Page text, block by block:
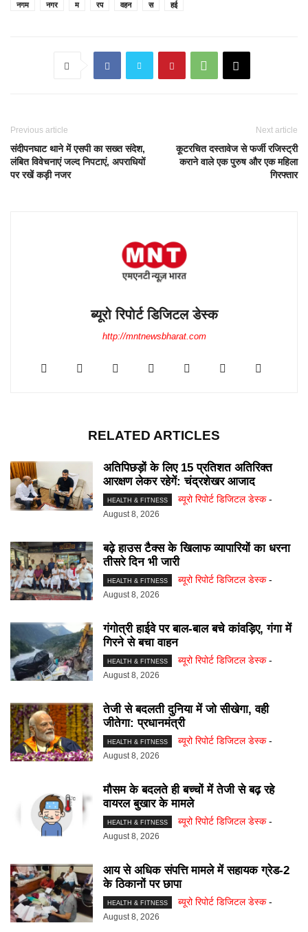
नगम नगर म रप वहन स हई
Previous article
संदीपनघाट थाने में एसपी का सख्त संदेश,
लंबित विवेचनाएं जल्द निपटाएं, अपराधियों
पर रखें कड़ी नजर
Next article
कूटरचित दस्तावेज से फर्जी रजिस्ट्री
कराने वाले एक पुरुष और एक महिला
गिरफ्तार
ब्यूरो रिपोर्ट डिजिटल डेस्क
http://mntnewsbharat.com
RELATED ARTICLES
अतिपिछड़ों के लिए 15 प्रतिशत अतिरिक्त
आरक्षण लेकर रहेगें: चंद्रशेखर आजाद
HEALTH & FITNESS ब्यूरो रिपोर्ट डिजिटल डेस्क -
August 8, 2026
बढ़े हाउस टैक्स के खिलाफ व्यापारियों का धरना
तीसरे दिन भी जारी
HEALTH & FITNESS ब्यूरो रिपोर्ट डिजिटल डेस्क -
August 8, 2026
गंगोत्री हाईवे पर बाल-बाल बचे कांवड़िए, गंगा में
गिरने से बचा वाहन
HEALTH & FITNESS ब्यूरो रिपोर्ट डिजिटल डेस्क -
August 8, 2026
तेजी से बदलती दुनिया में जो सीखेगा, वही
जीतेगा: प्रधानमंत्री
HEALTH & FITNESS ब्यूरो रिपोर्ट डिजिटल डेस्क -
August 8, 2026
मौसम के बदलते ही बच्चों में तेजी से बढ़ रहे
वायरल बुखार के मामले
HEALTH & FITNESS ब्यूरो रिपोर्ट डिजिटल डेस्क -
August 8, 2026
आय से अधिक संपत्ति मामले में सहायक ग्रेड-2
के ठिकानों पर छापा
HEALTH & FITNESS ब्यूरो रिपोर्ट डिजिटल डेस्क -
August 8, 2026